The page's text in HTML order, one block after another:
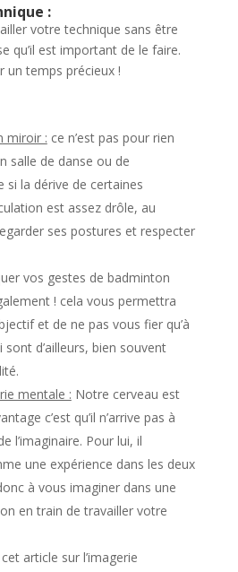
:
votre technique sans être
qu’il est important de le faire.
un temps précieux !
miroir : ce n’est pas pour rien
salle de danse ou de
si la dérive de certaines
est assez drôle, au
ses postures et respecter
vos gestes de badminton
! cela vous permettra
et de ne pas vous fier qu’à
d’ailleurs, bien souvent
mentale : Notre cerveau est
c’est qu’il n’arrive pas à
l’imaginaire. Pour lui, il
une expérience dans les deux
à vous imaginer dans une
en train de travailler votre
article sur l’imagerie